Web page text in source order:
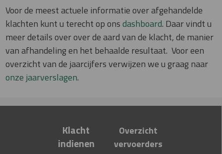
Voor de meest actuele informatie over afgehandelde
klachten kunt u terecht op onsdashboard. Daar vindt u
meer details over over de aard van de klacht, de manier
van afhandeling en het behaalde resultaat. Voor een
overzicht van de jaarcijfers verwijzen we u graag naar
onze jaarverslagen.
Klacht
indienen
Overzicht
vervoerders